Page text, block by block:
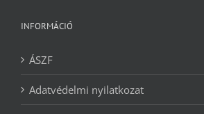
INFORMÁCIÓ
ÁSZF
Adatvédelmi nyilatkozat